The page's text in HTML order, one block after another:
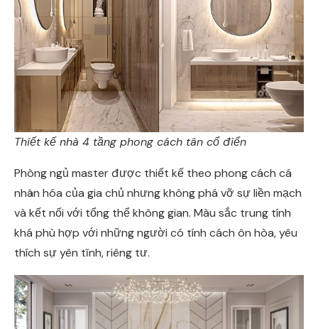
Thiết kế nhà 4 tầng phong cách tân cổ điển
Phòng ngủ master được thiết kế theo phong cách cá
nhân hóa của gia chủ nhưng không phá vỡ sự liền mạch
và kết nối với tổng thể không gian. Màu sắc trung tính
khá phù hợp với những người có tính cách ôn hòa, yêu
thích sự yên tĩnh, riêng tư.